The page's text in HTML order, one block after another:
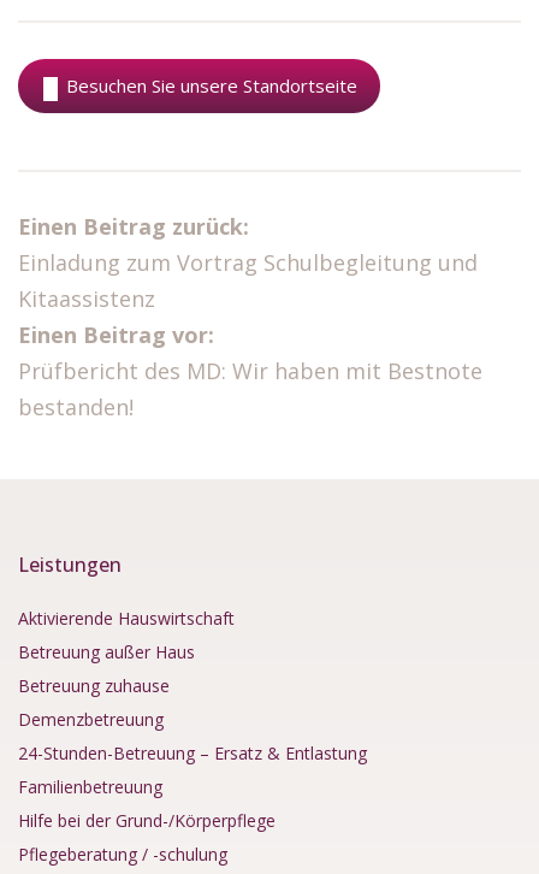
Besuchen Sie unsere Standortseite
Einen Beitrag zurück:
Einladung zum Vortrag Schulbegleitung und
Kitaassistenz
Einen Beitrag vor:
Prüfbericht des MD: Wir haben mit Bestnote
bestanden!
Leistungen
Aktivierende Hauswirtschaft
Betreuung außer Haus
Betreuung zuhause
Demenzbetreuung
24-Stunden-Betreuung – Ersatz & Entlastung
Familienbetreuung
Hilfe bei der Grund-/Körperpflege
Pflegeberatung / -schulung